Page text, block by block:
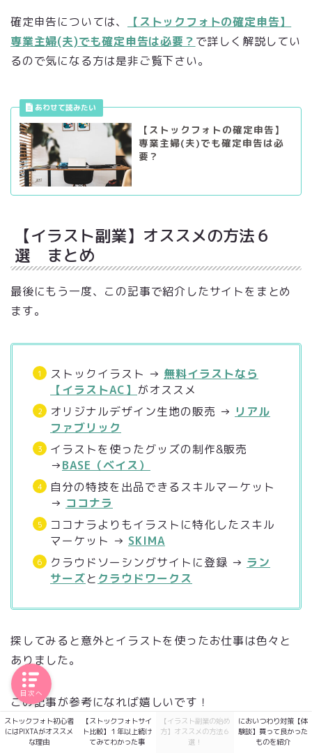
確定申告については、
【ストックフォトの確定申告】
専業主婦(夫)でも確定申告は必要？ で詳しく解説してい
るので気になる方は是非ご覧下さい。
【ストックフォトの確定申告】
専業主婦(夫)でも確定申告は必
要？
【イラスト副業】オススメの方法６
選 まとめ
最後にもう一度、この記事で紹介したサイトをまとめ
ます。
ストックイラスト → 無料イラストなら
【イラストAC】 がオススメ
オリジナルデザイン生地の販売 → リアル
ファブリック
イラストを使ったグッズの制作&販売
→BASE（ベイス）
自分の特技を出品できるスキルマーケット
→ ココナラ
ココナラよりもイラストに特化したスキル
マーケット → SKIMA
クラウドソーシングサイトに登録 → ラン
サーズと クラウドワークス
探してみると意外とイラストを使ったお仕事は色々と
ありました。
この記事が参考になれば嬉しいです！
ストックフォト初心者
にはPIXTAがオススメ
な理由
【ストックフォトサイ
ト比較】１年以上続け
てみてわかった事
【イラスト副業の始め
方】オススメの方法６
選！
においつわり対策【体
験談】買って良かった
ものを紹介
目次へ